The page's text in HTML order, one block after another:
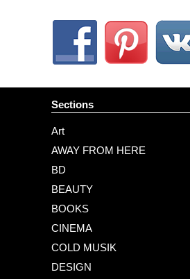
Sections
Art
AWAY FROM HERE
BD
BEAUTY
BOOKS
CINEMA
COLD MUSIK
DESIGN